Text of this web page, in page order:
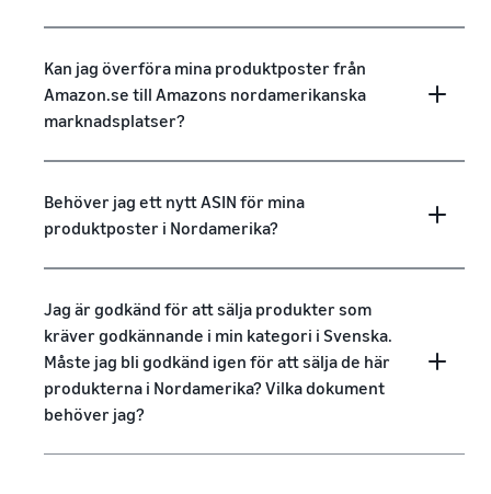
Kan jag överföra mina produktposter från
Amazon.se till Amazons nordamerikanska
marknadsplatser?
Behöver jag ett nytt ASIN för mina
produktposter i Nordamerika?
Jag är godkänd för att sälja produkter som
kräver godkännande i min kategori i Svenska.
Måste jag bli godkänd igen för att sälja de här
produkterna i Nordamerika? Vilka dokument
behöver jag?